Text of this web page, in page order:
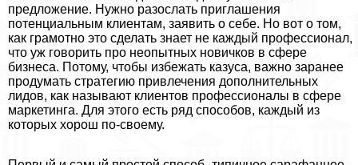
предложение. Нужно разослать приглашения
потенциальным клиентам, заявить о себе. Но вот о том,
как грамотно это сделать знает не каждый профессионал,
что уж говорить про неопытных новичков в сфере
бизнеса. Потому, чтобы избежать казуса, важно заранее
продумать стратегию привлечения дополнительных
лидов, как называют клиентов профессионалы в сфере
маркетинга. Для этого есть ряд способов, каждый из
которых хорош по-своему.